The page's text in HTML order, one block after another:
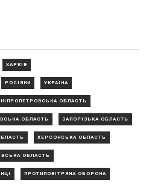
ХАРКІВ
РОСІЯНИ УКРАЇНА
ОБЛАСТЬ
ОБЛАСТЬ ЗАПОРІЗЬКА ОБЛАСТЬ
ХЕРСОНСЬКА ОБЛАСТЬ
ОБЛАСТЬ
ПРОТИПОВІТРЯНА ОБОРОНА